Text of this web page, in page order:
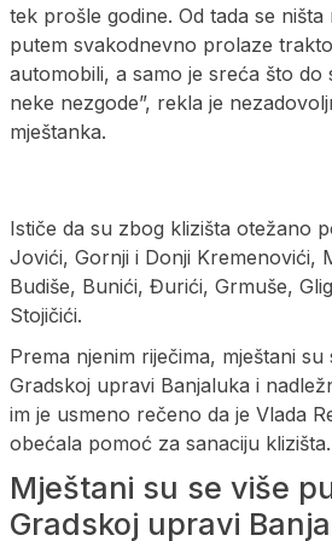
tek prošle godine. Od tada se ništa
putem svakodnevno prolaze
automobili, a samo je sreća što do
neke nezgode”, rekla je
mještanka.
Ističe da su zbog klizišta otežano
Jovići, Gornji i Donji Kremenovići,
Budiše, Bunići, Đurići, Grmuše,
Stojičići.
Prema njenim riječima, mještani
Gradskoj upravi Banjaluka i
im je usmeno rečeno da je Vlada
obećala pomoć za sanaciju klizišta.
Mještani su se više
Gradskoj upravi